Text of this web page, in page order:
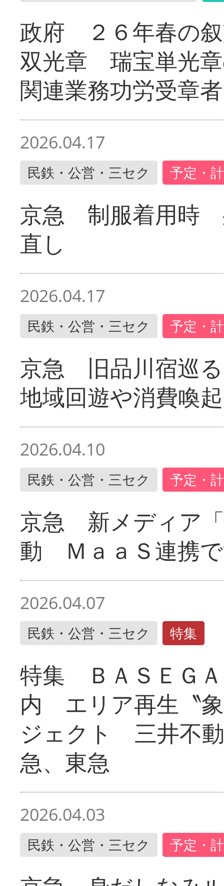
政府 ２６年春の
双光章 瑞宝単光
関連業務功労受章者
2026.04.17
民鉄・公営・三セク 予定・
京急 制服着用時
直し
2026.04.17
民鉄・公営・三セク 予定・
京急 旧品川宿巡
地域回遊や消費喚起
2026.04.10
民鉄・公営・三セク 予定・
京急 新メディア
動 ＭａａＳ連携
2026.04.07
民鉄・公営・三セク 特集
特集 ＢＡＳＥＧ
内 エリア再生〝
ジェクト 三井不
急、東急
2026.04.03
民鉄・公営・三セク 予定・